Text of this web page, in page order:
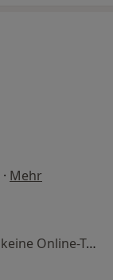
· Mehr
Dieser Arzt bzw. diese Ärztin bietet keine Online-Terminbuchung an diesem Standort an.